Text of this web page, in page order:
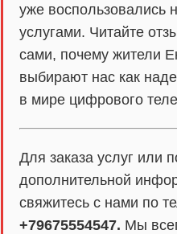
уже воспользовались
услугами. Читайте
сами, почему жители
выбирают нас как
в мире цифрового
Для заказа услуг или
дополнительной
свяжитесь с нами по
+79675554547. Мы